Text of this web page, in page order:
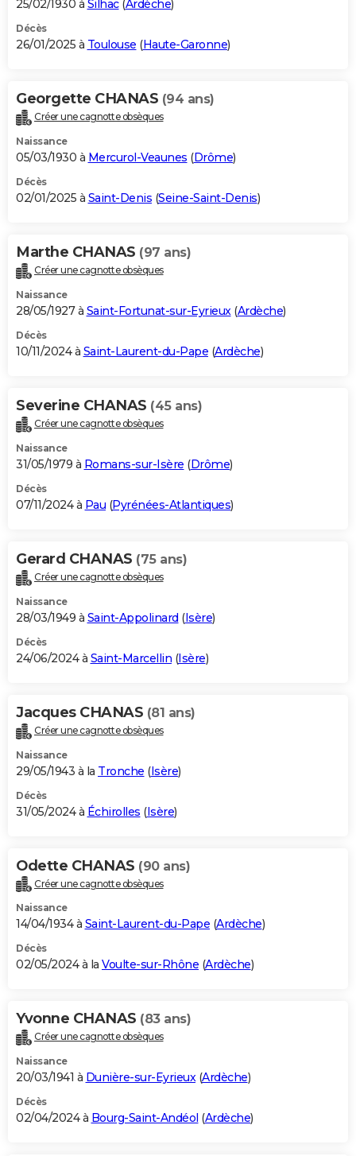
25/02/1930 à Silhac(Ardèche)
Décès
26/01/2025 à Toulouse (Haute-Garonne)
Georgette CHANAS (94 ans)
Créer une cagnotte obsèques
Naissance
05/03/1930 à Mercurol-Veaunes (Drôme)
Décès
02/01/2025 à Saint-Denis (Seine-Saint-Denis)
Marthe CHANAS (97 ans)
Créer une cagnotte obsèques
Naissance
28/05/1927 à Saint-Fortunat-sur-Eyrieux(Ardèche)
Décès
10/11/2024 à Saint-Laurent-du-Pape (Ardèche)
Severine CHANAS (45 ans)
Créer une cagnotte obsèques
Naissance
31/05/1979 à Romans-sur-Isère (Drôme)
Décès
07/11/2024 à Pau (Pyrénées-Atlantiques)
Gerard CHANAS (75 ans)
Créer une cagnotte obsèques
Naissance
28/03/1949 à Saint-Appolinard (Isère)
Décès
24/06/2024 à Saint-Marcellin (Isère)
Jacques CHANAS (81 ans)
Créer une cagnotte obsèques
Naissance
29/05/1943 à la Tronche (Isère)
Décès
31/05/2024 à Échirolles (Isère)
Odette CHANAS (90 ans)
Créer une cagnotte obsèques
Naissance
14/04/1934 à Saint-Laurent-du-Pape (Ardèche)
Décès
02/05/2024 à la Voulte-sur-Rhône (Ardèche)
Yvonne CHANAS (83 ans)
Créer une cagnotte obsèques
Naissance
20/03/1941 à Dunière-sur-Eyrieux(Ardèche)
Décès
02/04/2024 à Bourg-Saint-Andéol (Ardèche)